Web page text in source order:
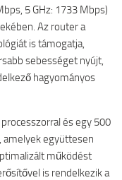
5 GHz: 1733 Mbps)
Az router a
is támogatja,
sebességet nyújt,
hagyományos
és egy 500
együttesen
működést
is rendelkezik a